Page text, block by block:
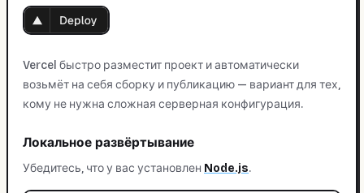
Vercel быстро разместит проект и автоматически
возьмёт на себя сборку и публикацию — вариант для тех,
кому не нужна сложная серверная конфигурация.
Локальное развёртывание
Убедитесь, что у вас установлен Node.js.